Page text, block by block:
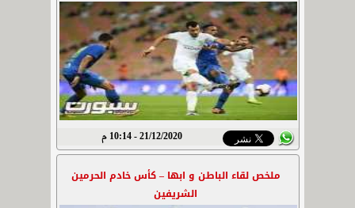
21/12/2020 - 10:14 م
ملخص لقاء الباطن و ابها – كأس خادم الحرمين
الشريفين